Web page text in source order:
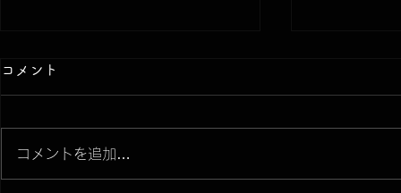
【Android版】無料の作曲ア
プリおすすめ2選
そんな方に何度か無料で使える作
曲アプリをご紹介してきました。
すめアプリ
YOASOBI、
コメント
コメントを追加…